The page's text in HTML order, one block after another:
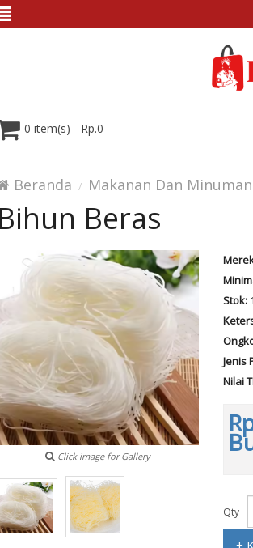
0 item(s) - Rp.0
Beranda Makanan Dan Minuman
Bihun Beras
Click image for Gallery
Stok:
Jenis
Nilai
Qty
+